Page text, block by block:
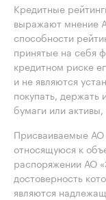
Кредитные
выражают мнение
способности
принятые на себя
кредитном риске
и не являются
покупать, держать
бумаги или
Присваиваемые АО
относящуюся к
распоряжении АО
достоверность
являются